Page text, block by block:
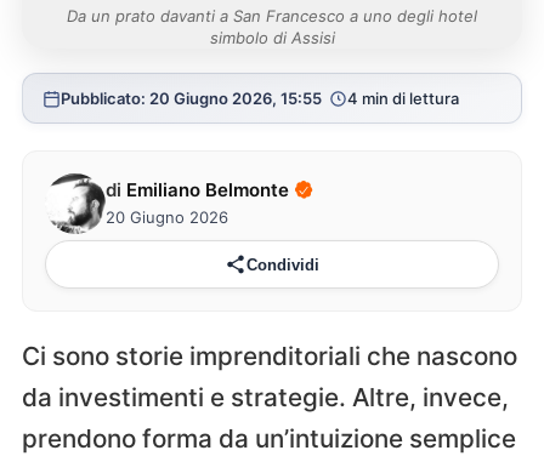
Da un prato davanti a San Francesco a uno degli hotel
simbolo di Assisi
Pubblicato: 20 Giugno 2026, 15:55 4 min di lettura
di Emiliano Belmonte
20 Giugno 2026
Condividi
Ci sono storie imprenditoriali che nascono
da investimenti e strategie. Altre, invece,
prendono forma da un’intuizione semplice